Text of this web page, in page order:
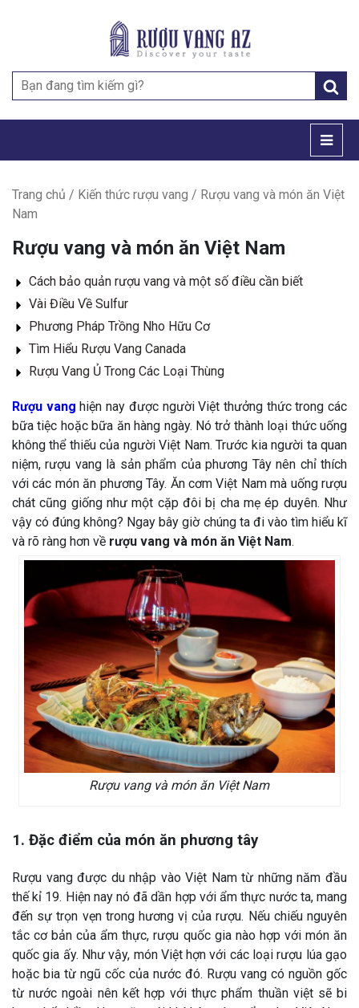
Search
for:
Trang chủ / Kiến thức rượu vang / Rượu vang và món ăn Việt
Nam
Rượu vang và món ăn Việt Nam
Cách bảo quản rượu vang và một số điều cần biết
Vài Điều Về Sulfur
Phương Pháp Trồng Nho Hữu Cơ
Tìm Hiểu Rượu Vang Canada
Rượu Vang Ủ Trong Các Loại Thùng
Rượu vang hiện nay được người Việt thưởng thức trong các
bữa tiệc hoặc bữa ăn hàng ngày. Nó trở thành loại thức uống
không thể thiếu của người Việt Nam. Trước kia người ta quan
niệm, rượu vang là sản phẩm của phương Tây nên chỉ thích
với các món ăn phương Tây. Ăn cơm Việt Nam mà uống rượu
chát cũng giống như một cặp đôi bị cha mẹ ép duyên. Như
vậy có đúng không? Ngay bây giờ chúng ta đi vào tìm hiểu kĩ
và rõ ràng hơn về rượu vang và món ăn Việt Nam.
Rượu vang và món ăn Việt Nam
1. Đặc điểm của món ăn phương tây
Rượu vang được du nhập vào Việt Nam từ những năm đầu
thế kỉ 19. Hiện nay nó đã dần hợp với ẩm thực nước ta, mang
đến sự trọn vẹn trong hương vị của rượu. Nếu chiếu nguyên
tắc cơ bản của ẩm thực, rượu quốc gia nào hợp với món ăn
quốc gia ấy. Như vậy, món Việt hợn với các loại rượu lúa gạo
hoặc bia từ ngũ cốc của nước đó. Rượu vang có nguồn gốc
từ nước ngoài nên kết hợp với thực phẩm thuần việt sẽ bi